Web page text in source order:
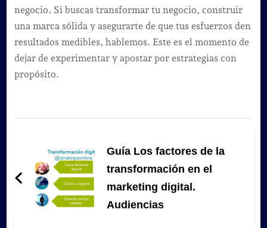
negocio. Si buscas transformar tu negocio, construir
una marca sólida y asegurarte de que tus esfuerzos den
resultados medibles, hablemos. Este es el momento de
dejar de experimentar y apostar por estrategias con
propósito.
entradas
Guía Los factores de la
transformación en el
marketing digital.
Audiencias